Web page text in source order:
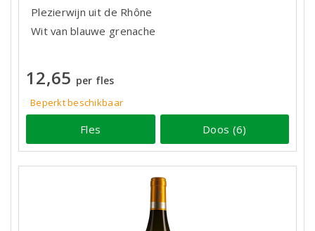
Plezierwijn uit de Rhône
Wit van blauwe grenache
12,65 per fles
Beperkt beschikbaar
Fles Doos (6)